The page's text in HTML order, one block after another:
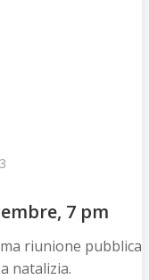
7 pm
riunione pubblica
natalizia.